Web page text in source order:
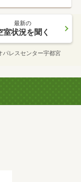
最新の
室状況を聞く
パレスセンター宇都宮